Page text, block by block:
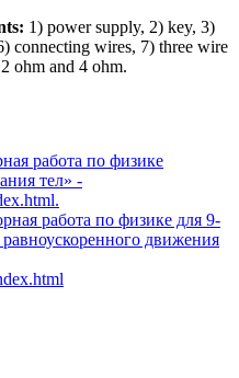
1) power supply, 2) key, 3)
connecting wires, 7) three wire
ohm and 4 ohm.
работа по физике
тел» -
работа по физике для 9-
движения